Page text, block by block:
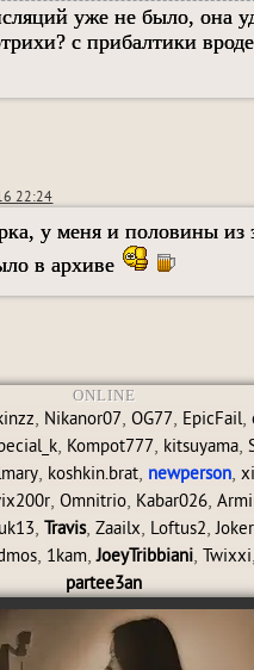
уже не было, она
с прибалтики
22:24
у меня и половины из
в архиве
ONLINE
, Nikanor07, OG77, EpicFail,
, Kompot777, kitsuyama,
, koshkin.brat, newperson,
, Omnitrio, Kabar026,
, Travis, Zaailx, Loftus2,
, 1kam,JoeyTribbiani, Twixxi,
partee3an